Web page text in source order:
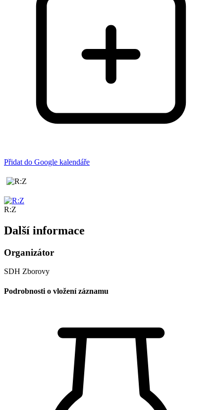
Přidat do Google kalendáře
R:Z
Další informace
Organizátor
SDH Zborovy
Podrobnosti o vložení záznamu